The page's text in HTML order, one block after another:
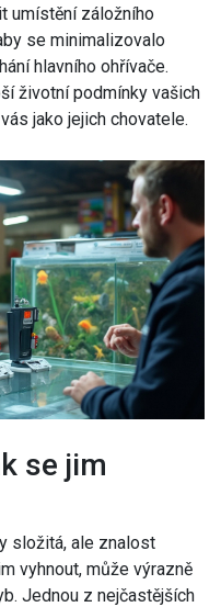
umístění záložního
se minimalizovalo
hlavního ohřívače.
životní podmínky vašich
jako jejich chovatele.
se jim
složitá, ale znalost
vyhnout, může výrazně
Jednou z nejčastějších